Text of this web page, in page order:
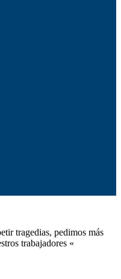
tragedias, pedimos más
trabajadores «